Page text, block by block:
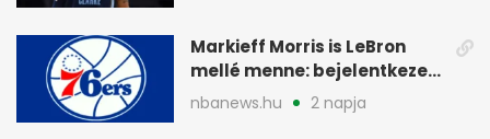
Markieff Morris is LeBron
mellé menne: bejelentkezett
a Sixershez
nbanews.hu 2 napja